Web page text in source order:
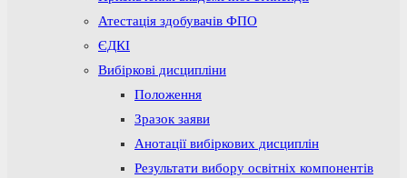
Атестація здобувачів ФПО
ЄДКІ
Вибіркові дисципліни
Положення
Зразок заяви
Анотації вибіркових дисциплін
Результати вибору освітніх компонентів